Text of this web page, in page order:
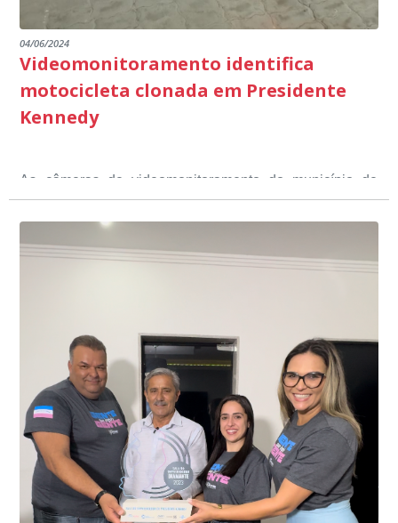
04/06/2024
Videomonitoramento identifica
motocicleta clonada em Presidente
Kennedy
As câmeras de videomonitoramento do município de
Presidente Kennedy identificaram neste fim de semana,
01 de junho, uma motocicleta com indícios de
adulteração, imediatamente, a central de
videomonitoramento acionou a Guarda Civil Municipal,
Durante a abordagem a adulteração foi comprovada,
através da conferência do Chassi, a motocicleta, bem
conta do sistema de videomonitoramento instalado
recentemente em todo o município de Presidente
Kennedy, o sistema é integrado com outros municípios
do país, sendo possível a identificação de veículos por
meio do cruzamento de informações, nesse caso
específico, com dados de uma cidade do Estado do Rio
de Janeiro.
“Mais de 100 câmeras foram instaladas na sede e no
interior de Presidente Kennedy, garantindo mais
segurança à população, seja nas ruas, no comércio, os
produtores agropecuários. Estamos no rumo certo,
parabéns a todos os servidores que contribuem para a
segurança da nossa cidade”, destaca o prefeito Dorlei